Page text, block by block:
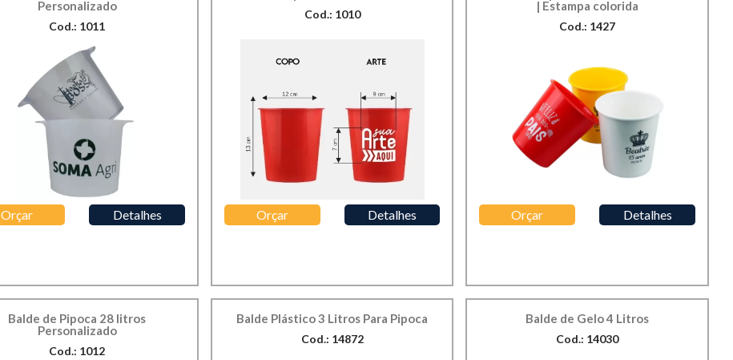
Personalizado
Cod.: 1011
Orçar Detalhes
Cod.: 1010
Orçar Detalhes
| Estampa colorida
Cod.: 1427
Orçar Detalhes
Balde de Pipoca 28 litros
Personalizado
Cod.: 1012
Balde Plástico 3 Litros Para Pipoca
Cod.: 14872
Balde de Gelo 4 Litros
Cod.: 14030